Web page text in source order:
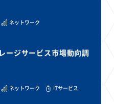
ネットワーク
ージサービス市場動向調
ネットワーク
ITサービス